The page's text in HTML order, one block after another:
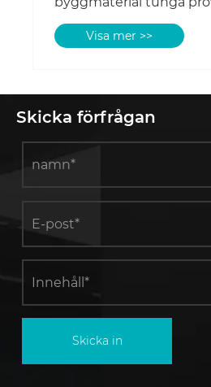
Skicka förfrågan
Skicka in